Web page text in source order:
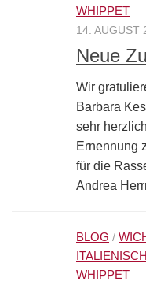
WHIPPET
14. AUGUST
Neue
Wir
Barbara
sehr
Ernennung
für die
Andrea
BLOG /
WHIPPET